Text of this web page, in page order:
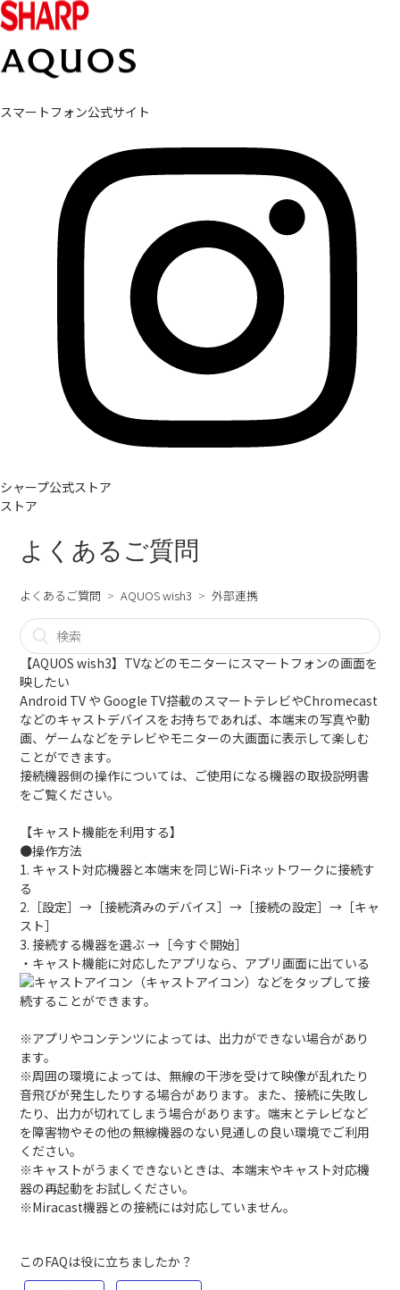
スマートフォン公式サイト
シャープ公式ストア
ストア
よくあるご質問
よくあるご質問 AQUOS wish3 外部連携
【AQUOS wish3】TVなどのモニターにスマートフォンの画面を
映したい
Android TV や Google TV搭載のスマートテレビやChromecast
などのキャストデバイスをお持ちであれば、本端末の写真や動
画、ゲームなどをテレビやモニターの大画面に表示して楽しむ
ことができます。
接続機器側の操作については、ご使用になる機器の取扱説明書
をご覧ください。
【キャスト機能を利用する】
●操作方法
1. キャスト対応機器と本端末を同じWi-Fiネットワークに接続す
る
2.［設定］→［接続済みのデバイス］→［接続の設定］→［キャ
スト］
3. 接続する機器を選ぶ →［今すぐ開始］
・キャスト機能に対応したアプリなら、アプリ画面に出ている
（キャストアイコン）などをタップして接
続することができます。
※アプリやコンテンツによっては、出力ができない場合があり
ます。
※周囲の環境によっては、無線の干渉を受けて映像が乱れたり
音飛びが発生したりする場合があります。また、接続に失敗し
たり、出力が切れてしまう場合があります。端末とテレビなど
を障害物やその他の無線機器のない見通しの良い環境でご利用
ください。
※キャストがうまくできないときは、本端末やキャスト対応機
器の再起動をお試しください。
※Miracast機器との接続には対応していません。
このFAQは役に立ちましたか？